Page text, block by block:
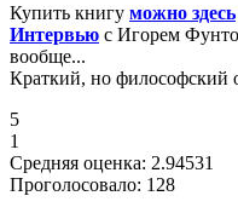
Купить книгу можно здесь
Интервью с Игорем
вообще...
Краткий, но философский
5
1
Средняя оценка: 2.94531
Проголосовало: 128